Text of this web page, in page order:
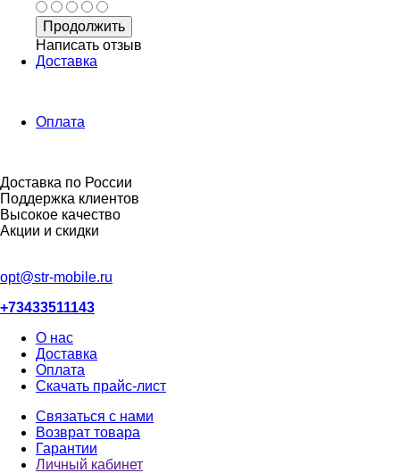
Продолжить
Написать отзыв
Доставка
Оплата
Доставка по России
Поддержка клиентов
Высокое качество
Акции и скидки
opt@str-mobile.ru
+73433511143
О нас
Доставка
Оплата
Скачать прайс-лист
Связаться с нами
Возврат товара
Гарантии
Личный кабинет